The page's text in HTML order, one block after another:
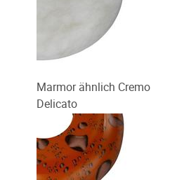
Marmor ähnlich Cremo
Delicato